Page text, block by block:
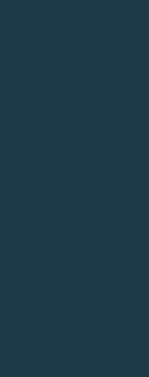
le Soleil
et de
en
des
la
d'une
pour les
soi et
il
à la